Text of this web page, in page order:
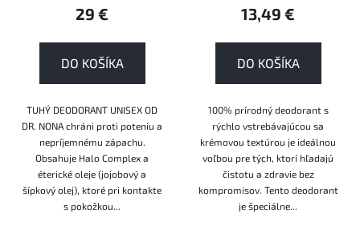
29 €
DO KOŠÍKA
TUHÝ DEODORANT UNISEX OD
DR. NONA chráni proti poteniu a
nepríjemnému zápachu.
Obsahuje Halo Complex a
éterické oleje (jojobový a
šípkový olej), ktoré pri kontakte
s pokožkou...
13,49 €
DO KOŠÍKA
100% prírodný deodorant s
rýchlo vstrebávajúcou sa
krémovou textúrou je ideálnou
voľbou pre tých, ktorí hľadajú
čistotu a zdravie bez
kompromisov. Tento deodorant
je špeciálne...